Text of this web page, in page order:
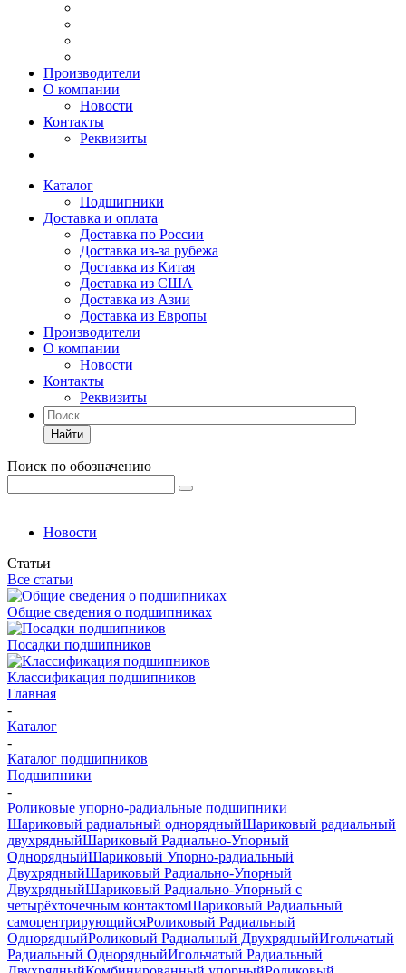
Производители
О компании
Новости
Контакты
Реквизиты
Каталог
Подшипники
Доставка и оплата
Доставка по России
Доставка из-за рубежа
Доставка из Китая
Доставка из США
Доставка из Азии
Доставка из Европы
Производители
О компании
Новости
Контакты
Реквизиты
Найти
Поиск по обозначению
Новости
Статьи
Все статьи
Общие сведения о подшипниках
Посадки подшипников
Классификация подшипников
Главная
-
Каталог
-
Каталог подшипников
Подшипники
-
Роликовые упорно-радиальные подшипники
Шариковый радиальный однорядныйШариковый радиальный
двухрядныйШариковый Радиально-Упорный
ОднорядныйШариковый Упорно-радиальный
ДвухрядныйШариковый Радиально-Упорный
ДвухрядныйШариковый Радиально-Упорный с
четырёхточечным контактомШариковый Радиальный
самоцентрирующийсяРоликовый Радиальный
ОднорядныйРоликовый Радиальный ДвухрядныйИгольчатый
Радиальный ОднорядныйИгольчатый Радиальный